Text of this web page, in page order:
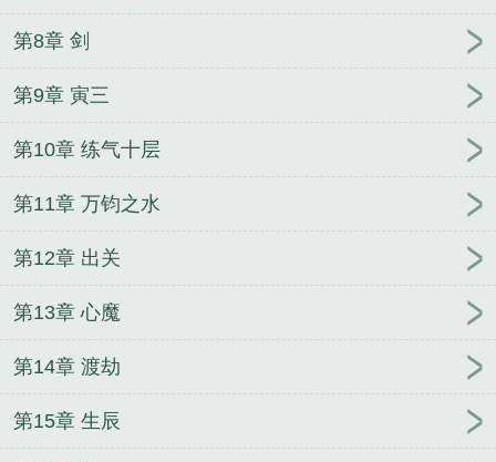
第8章 剑
第9章 寅三
第10章 练气十层
第11章 万钧之水
第12章 出关
第13章 心魔
第14章 渡劫
第15章 生辰